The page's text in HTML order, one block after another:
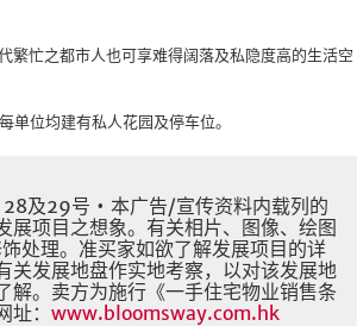
繁忙之都市人也可享难得阔落及私隐度高的生活空
位均建有私人花园及停车位。
及29号 • 本广告/宣传资料内载列的
展项目之想象。有关相片、图像、绘图
处理。准买家如欲了解发展项目的详
关发展地盘作实地考察，以对该发展地
解。卖方为施行《一手住宅物业销售条
： www.bloomsway.com.hk